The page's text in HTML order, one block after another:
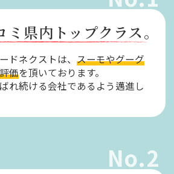
ミ県内トップクラス。
ドネクストは、スーモやグーグ
価を頂いております。
れ続ける会社であるよう邁進し
No.2